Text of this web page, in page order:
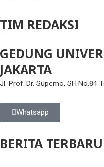
TIM REDAKSI
GEDUNG
JAKARTA
Jl. Prof. Dr. Supomo, SH No.84
Whatsapp
BERITA TERBARU